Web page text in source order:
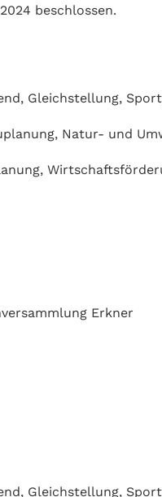
beschlossen.
Gleichstellung,
Natur- und
Erkner
Gleichstellung,